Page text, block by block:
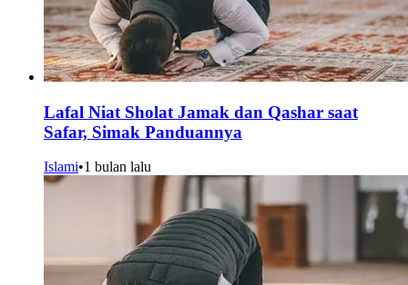
Lafal Niat Sholat Jamak dan Qashar saat
Safar, Simak Panduannya
Islami•1 bulan lalu